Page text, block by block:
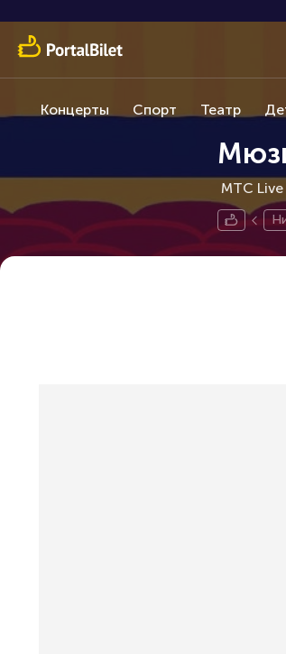
Концерты Спорт Театр
МТС Live